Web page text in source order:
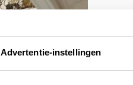
Advertentie-instellingen